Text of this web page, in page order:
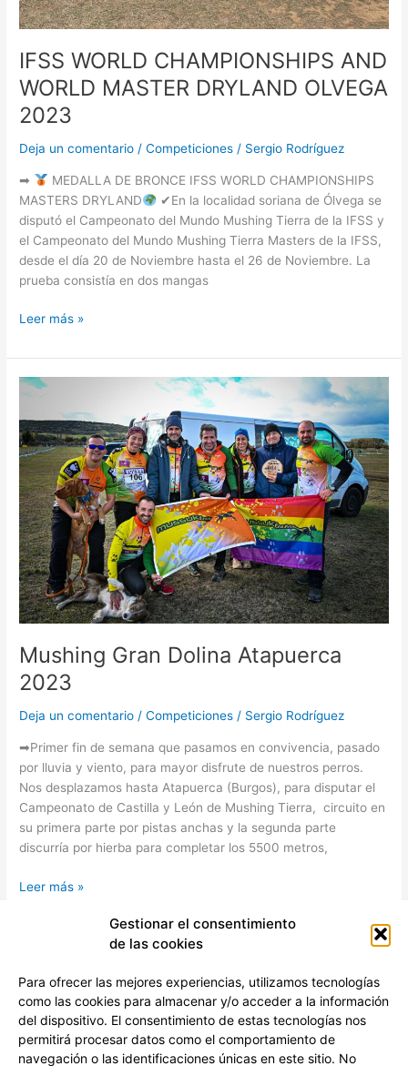
Gestionar el consentimiento
de las cookies
Para ofrecer las mejores experiencias, utilizamos tecnologías
como las cookies para almacenar y/o acceder a la información
del dispositivo. El consentimiento de estas tecnologías nos
permitirá procesar datos como el comportamiento de
navegación o las identificaciones únicas en este sitio. No
IFSS WORLD CHAMPIONSHIPS AND
WORLD MASTER DRYLAND OLVEGA
2023
Deja un comentario /Competiciones / Sergio Rodríguez
➡
MEDALLA DE BRONCE IFSS WORLD CHAMPIONSHIPS
MASTERS DRYLAND
✔En la localidad soriana de Ólvega se
disputó el Campeonato del Mundo Mushing Tierra de la IFSS y
el Campeonato del Mundo Mushing Tierra Masters de la IFSS,
desde el día 20 de Noviembre hasta el 26 de Noviembre. La
prueba consistía en dos mangas
Leer más »
Mushing Gran Dolina Atapuerca
2023
Deja un comentario /Competiciones / Sergio Rodríguez
➡Primer fin de semana que pasamos en convivencia, pasado
por lluvia y viento, para mayor disfrute de nuestros perros.
Nos desplazamos hasta Atapuerca (Burgos), para disputar el
Campeonato de Castilla y León de Mushing Tierra, circuito en
su primera parte por pistas anchas y la segunda parte
discurría por hierba para completar los 5500 metros,
Mushing
Dolina
Atapuerca
2023
Leer más »